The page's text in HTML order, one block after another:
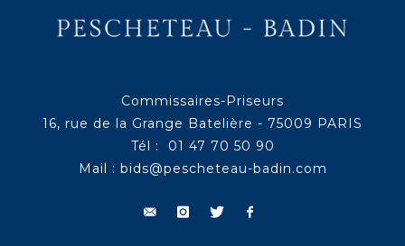
Commissaires-Priseurs
16, rue de la Grange Batelière - 75009 PARIS
Tél : 01 47 70 50 90
Mail : bids@pescheteau-badin.com